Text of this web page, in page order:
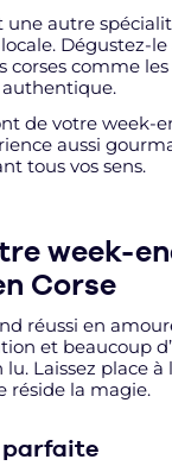
une autre
Dégustez-
corses comme
de votre week-
aussi
tous vos sens.
week-
Corse
réussi en
et beaucoup
Laissez place à
réside la magie.
parfaite